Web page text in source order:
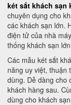
két sắt khách sạn
chuyên dụng cho
các khách sạn lớn.
điện tử của nhà
thống khách sạn
Các mẫu két sắt
năng uy việt, thuận
dùng. Dễ dàng cho
khách hàng sau.
dùng cho khách